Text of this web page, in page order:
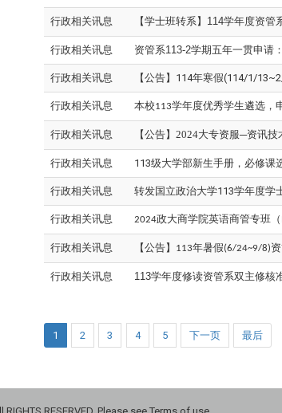
行政相关讯息 【学士班转系】114学年度资
行政相关讯息 资管系113-2学期五年一贯申请
行政相关讯息 【公告】114年寒假(114/1/
行政相关讯息 本校113学年度优秀学生遴选，
行政相关讯息 【公告】2024大专资服─资讯
行政相关讯息 113级大学部新生手册，必修
行政相关讯息 转发国立政治大学113学年度学
行政相关讯息 2024政大商学院英语商管专班（
行政相关讯息 【公告】 113年暑假(6/24~9/8)
行政相关讯息 113学年度修读资管系双主修核
1 2 3 4 5 下一页 最后